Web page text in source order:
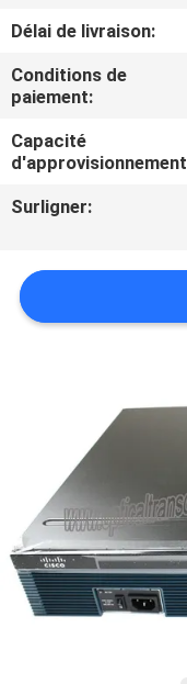
L'USINE
CONTRÔLE
DE
QUALITÉ
NOUS
CONTACTER
NOUVELLES
AFFAIRES
PLAN
DU
Délai de livraison:
Conditions de
paiement:
Capacité
Surligner: